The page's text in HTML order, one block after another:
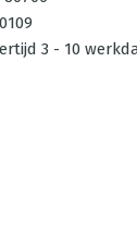
3 - 10